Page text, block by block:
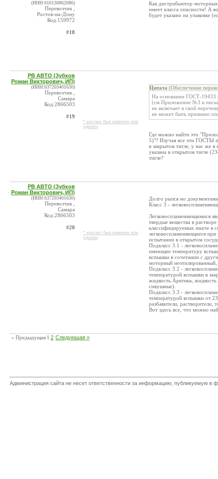
(ИНН:616130862086)
Перевозчик ,
Ростов-на-Дону
Код:159972
#18
Как дистрибьютор моторных
имеет класса опасности! А
будет указано на упаковке
РВ АВТО (Зубков
Роман Викторович, ИП)
(ИНН:637203401630)
Перевозчик ,
Самара
Код:2866503
#19
* контакт был изменен или
удален
Цитата (Обеспечение
На основании ГОСТ-19433
(см Приложение №3 к
не включает в свой
не может быть признано
Где можно найти это
5)"? Изучая все эти ГОСТЫ
в закрытом тигле, у нас же
указана в открытом тигле
тигле?
РВ АВТО (Зубков
Роман Викторович, ИП)
(ИНН:637203401630)
Перевозчик ,
Самара
Код:2866503
#20
* контакт был изменен или
удален
Долго рылся но
Класс 3 -
Легковоспламеняющимися
твердые вещества в
классифицируемых иначе в
легковоспламеняющиеся
испытании в открытом
Подкласс 3.1 -
имеющие температуру
вспышки в сочетании с
моторный неэтилированный,
Подкласс 3.2 -
температурой вспышки в
жидкость Арктика,
сивушные).
Подкласс 3.3 -
температурой вспышки от 23
разбавители, растворители,
Вот здесь все, что можно
« Предыдущая 1 2 Следующая »
Администрация сайта не несет ответственности за информацию, публикуемую